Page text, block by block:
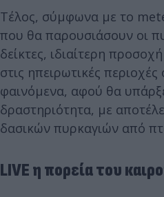
Τέλος, σύμφωνα με το
που θα παρουσιάσουν οι
δείκτες, ιδιαίτερη
στις ηπειρωτικές
φαινόμενα, αφού θα
δραστηριότητα, με
δασικών πυρκαγιών από
LIVE η πορεία του